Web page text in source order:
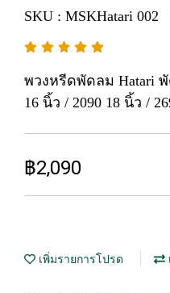
SKU : MSKHatari 002
พวงหรีดพัดลม Hatari
16 นิ้ว / 2090 18 นิ้ว /
฿2,090
เพิ่มรายการโปรด